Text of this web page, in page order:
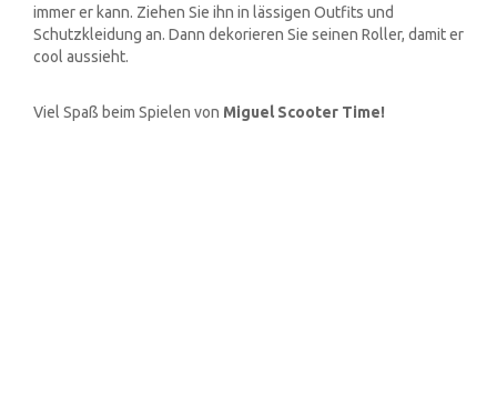
immer er kann. Ziehen Sie ihn in lässigen Outfits und
Schutzkleidung an. Dann dekorieren Sie seinen Roller, damit er
cool aussieht.
Viel Spaß beim Spielen von Miguel Scooter Time!